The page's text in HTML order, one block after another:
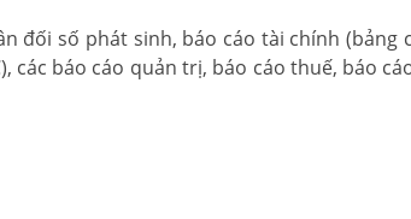
đối số phát sinh, báo cáo tài chính (bảng
báo cáo quản trị, báo cáo thuế, báo